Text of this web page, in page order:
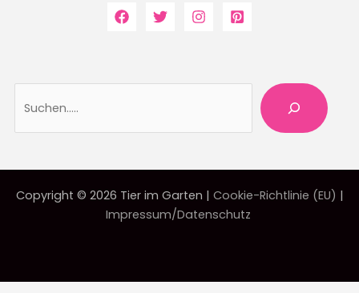
Copyright © 2026 Tier im Garten | Cookie-Richtlinie (EU) |
Impressum/Datenschutz